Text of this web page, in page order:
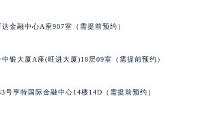
金融中心A座907室（需提前预约）
银大厦A座(旺进大厦)18层09室（需提前预约）
号亨特国际金融中心14楼14D（需提前预约）